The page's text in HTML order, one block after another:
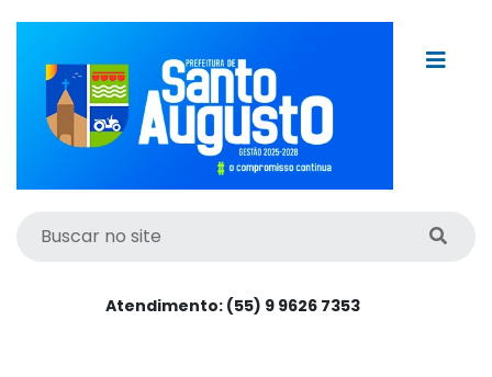
Atendimento: (55) 9 9626 7353